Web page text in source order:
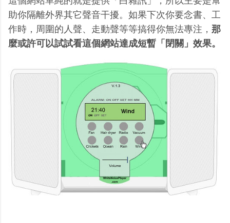
助你隔離外界其它聲音干擾。如果下次你要念書、工
作時，周圍的人聲、走動聲等等搞得你無法專注， 那
麼或許可以試試看這個網站達成短暫「閉關」效果。